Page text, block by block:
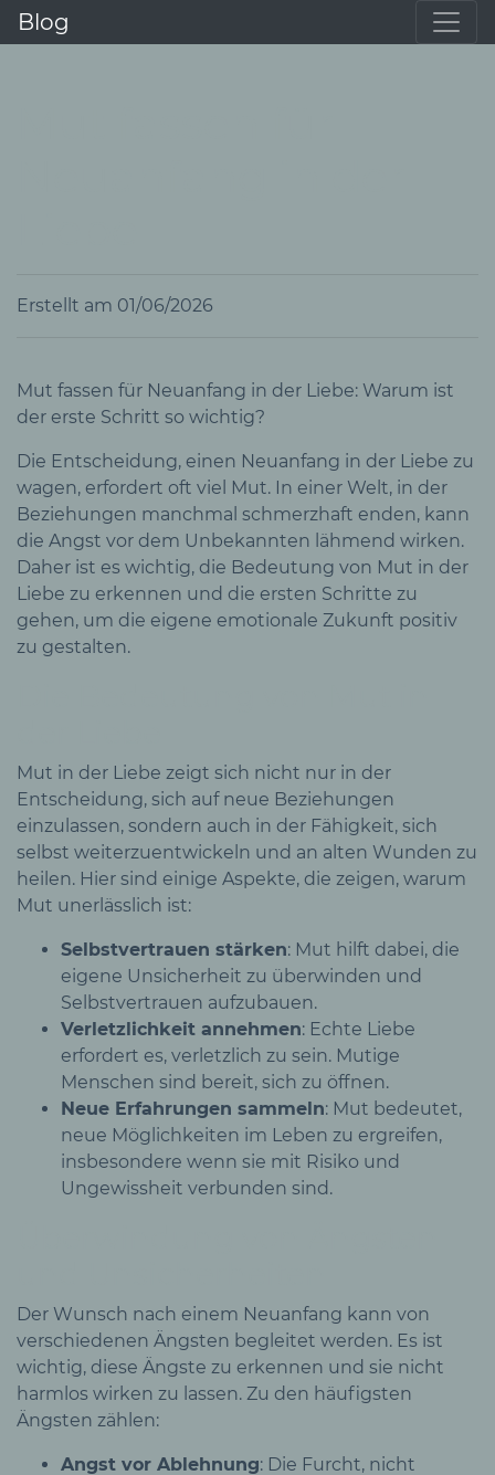
Blog
Erstellt am 01/06/2026
Mut fassen für Neuanfang in der Liebe: Warum ist
der erste Schritt so wichtig?
Die Entscheidung, einen Neuanfang in der Liebe zu
wagen, erfordert oft viel Mut. In einer Welt, in der
Beziehungen manchmal schmerzhaft enden, kann
die Angst vor dem Unbekannten lähmend wirken.
Daher ist es wichtig, die Bedeutung von Mut in der
Liebe zu erkennen und die ersten Schritte zu
gehen, um die eigene emotionale Zukunft positiv
zu gestalten.
Mut in der Liebe zeigt sich nicht nur in der
Entscheidung, sich auf neue Beziehungen
einzulassen, sondern auch in der Fähigkeit, sich
selbst weiterzuentwickeln und an alten Wunden zu
heilen. Hier sind einige Aspekte, die zeigen, warum
Mut unerlässlich ist:
Selbstvertrauen stärken: Mut hilft dabei, die
eigene Unsicherheit zu überwinden und
Selbstvertrauen aufzubauen.
Verletzlichkeit annehmen: Echte Liebe
erfordert es, verletzlich zu sein. Mutige
Menschen sind bereit, sich zu öffnen.
Neue Erfahrungen sammeln: Mut bedeutet,
neue Möglichkeiten im Leben zu ergreifen,
insbesondere wenn sie mit Risiko und
Ungewissheit verbunden sind.
Der Wunsch nach einem Neuanfang kann von
verschiedenen Ängsten begleitet werden. Es ist
wichtig, diese Ängste zu erkennen und sie nicht
harmlos wirken zu lassen. Zu den häufigsten
Ängsten zählen:
Angst vor Ablehnung: Die Furcht, nicht